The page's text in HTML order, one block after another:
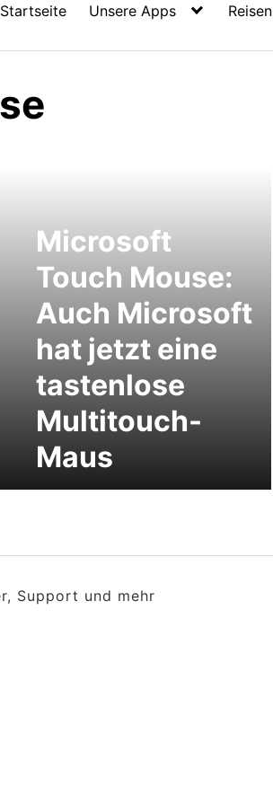
Startseite Unsere Apps Reisen
Microsoft
Touch Mouse:
Auch Microsoft
hat jetzt eine
tastenlose
Multitouch-
Maus
Support und mehr